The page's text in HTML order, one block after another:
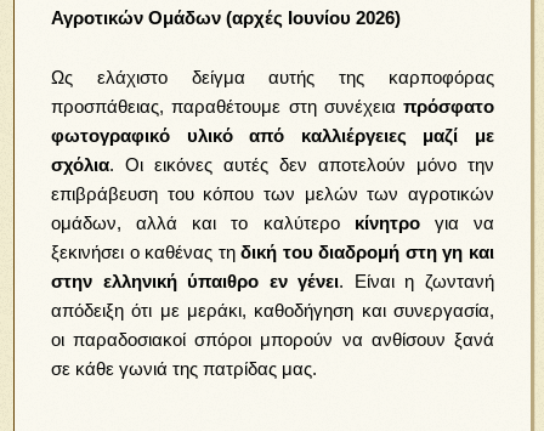
Αγροτικών Ομάδων (αρχές Ιουνίου 2026)
Ως ελάχιστο δείγμα αυτής της καρποφόρας
προσπάθειας, παραθέτουμε στη συνέχεια πρόσφατο
φωτογραφικό υλικό από καλλιέργειες μαζί με
σχόλια. Οι εικόνες αυτές δεν αποτελούν μόνο την
επιβράβευση του κόπου των μελών των αγροτικών
ομάδων, αλλά και το καλύτερο κίνητρογια να
ξεκινήσει ο καθένας τηδική του διαδρομή στη γη και
στην ελληνική ύπαιθρο εν γένει. Είναι η ζωντανή
απόδειξη ότι με μεράκι, καθοδήγηση και συνεργασία,
οι παραδοσιακοί σπόροι μπορούν να ανθίσουν ξανά
σε κάθε γωνιά της πατρίδας μας.